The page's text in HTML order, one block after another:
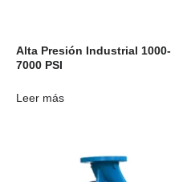
Alta Presión Industrial 1000-
7000 PSI
Leer más